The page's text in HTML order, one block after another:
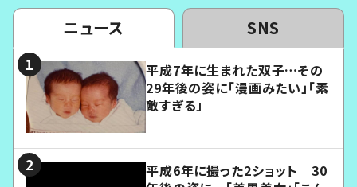
ニュース SNS
平成7年に生まれた双子…その
29年後の姿に「漫画みたい」「素
敵すぎる」
平成6年に撮った2ショット 30